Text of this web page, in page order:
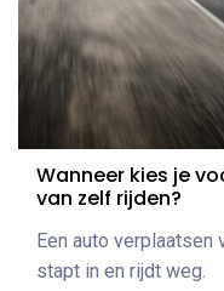
Wanneer kies je
van zelf rijden?
Een auto verplaatsen
stapt in en rijdt weg.